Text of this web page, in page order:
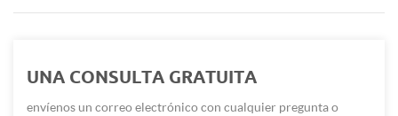
UNA CONSULTA GRATUITA
envíenos un correo electrónico con cualquier pregunta o